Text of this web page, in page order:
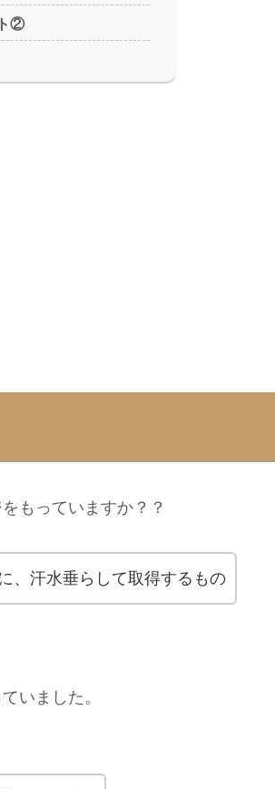
②
もっていますか？？
、汗水垂らして取得するもの
いました。